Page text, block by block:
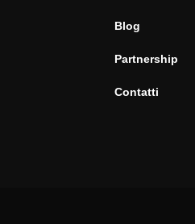
Blog
Partnership
Contatti